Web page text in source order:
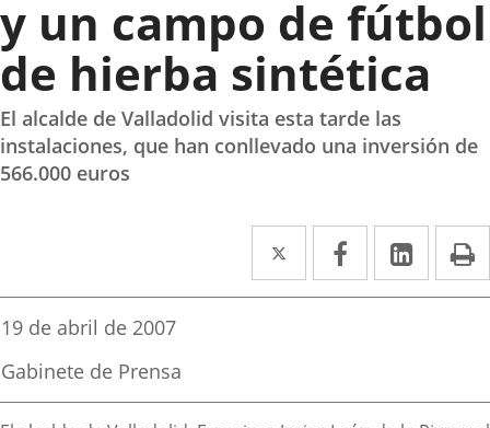
y un campo de fútbol
de hierba sintética
El alcalde de Valladolid visita esta tarde las
instalaciones, que han conllevado una inversión de
566.000 euros
Twitter
Enlace
a
externa.
Facebook
Enlace
a
externa.
Enlace
a
Fecha
la
noticia
19 de abril de 2007
Fuente
la
Gabinete de Prensa